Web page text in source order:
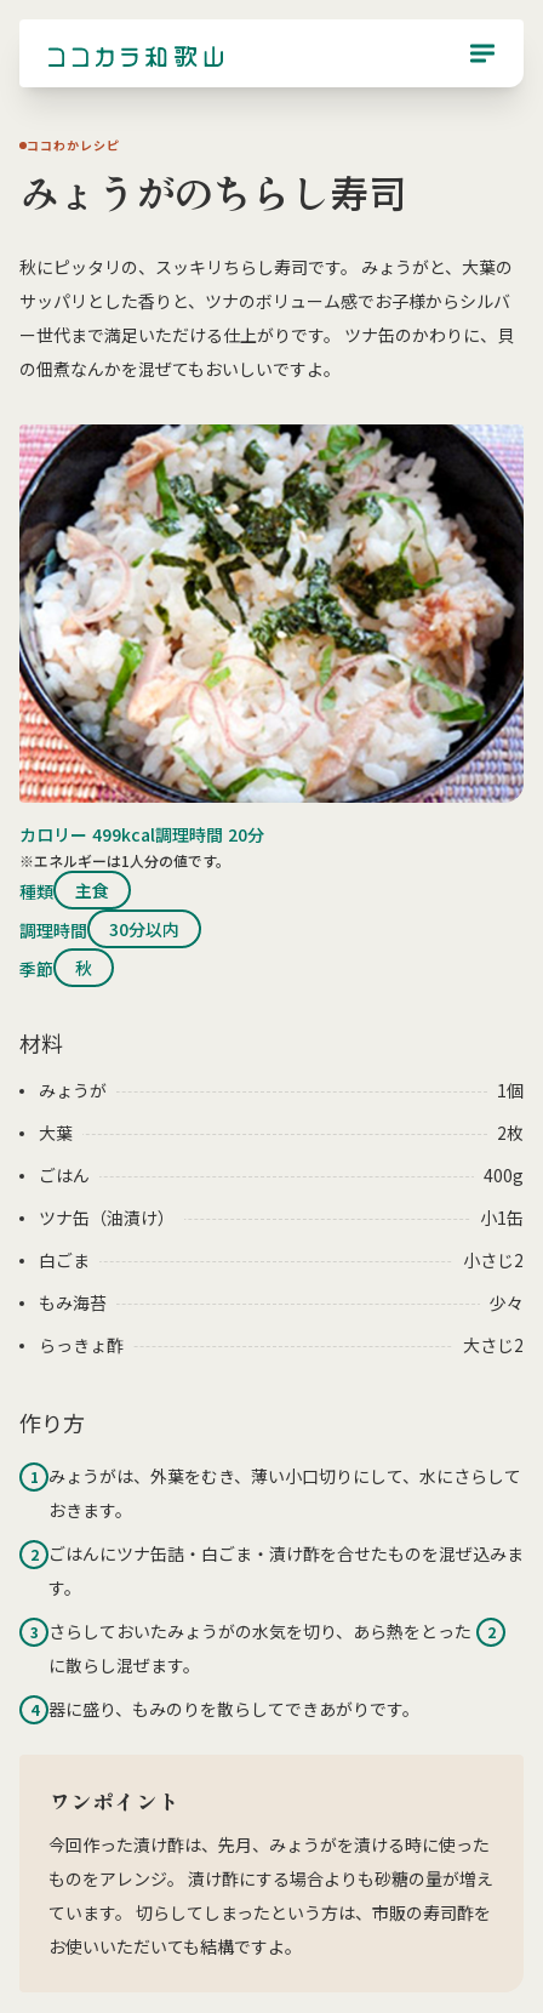
ココわかレシピ
みょうがのちらし寿司
秋にピッタリの、スッキリちらし寿司です。 みょうがと、大葉の
サッパリとした香りと、ツナのボリューム感でお子様からシルバ
ー世代まで満足いただける仕上がりです。 ツナ缶のかわりに、貝
の佃煮なんかを混ぜてもおいしいですよ。
カロリー 499kcal調理時間 20分
※エネルギーは1人分の値です。
種類
主食
調理時間
30分以内
季節
秋
材料
みょうが
1個
大葉
2枚
ごはん
400g
ツナ缶（油漬け）
小1缶
白ごま
小さじ2
もみ海苔
少々
らっきょ酢
大さじ2
作り方
1 みょうがは、外葉をむき、薄い小口切りにして、水にさらして
おきます。
2
ごはんにツナ缶詰・白ごま・漬け酢を合せたものを混ぜ込みま
す。
3 さらしておいたみょうがの水気を切り、あら熱をとった 2
に散らし混ぜます。
4 器に盛り、もみのりを散らしてできあがりです。
ワンポイント
今回作った漬け酢は、先月、みょうがを漬ける時に使った
ものをアレンジ。 漬け酢にする場合よりも砂糖の量が増え
ています。 切らしてしまったという方は、市販の寿司酢を
お使いいただいても結構ですよ。